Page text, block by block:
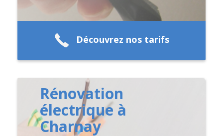
Découvrez nos tarifs
Rénovation
électrique à
Charnay